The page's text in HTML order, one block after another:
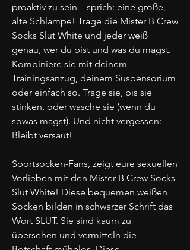
proaktiv zu sein – sprich: eine große,
alte Schlampe! Trage die Mister B Crew
Socks Slut White und jeder weiß
genau, wer du bist und was du magst.
Kombiniere sie mit deinem
Trainingsanzug, deinem Suspensorium
oder einfach so. Trage sie, bis sie
stinken, oder wasche sie (wenn du
sowas magst). Und nicht vergessen:
Bleibt versaut!
Sportsocken-Fans, zeigt eure sexuellen
Vorlieben mit den Mister B Crew Socks
Slut White! Diese bequemen weißen
Socken bilden in schwarzer Schrift das
Wort SLUT. Sie sind kaum zu
übersehen und vermitteln die